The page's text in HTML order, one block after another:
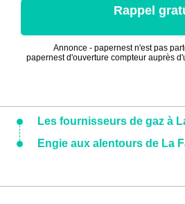
Rappel
Annonce - papernest n'est pas
papernest d'ouverture compteur auprès
Les fournisseurs de gaz à
Engie aux alentours de La